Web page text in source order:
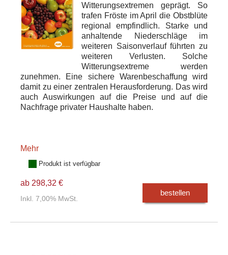
Witterungsextremen geprägt. So
trafen Fröste im April die Obstblüte
regional empfindlich. Starke und
anhaltende Niederschläge im
weiteren Saisonverlauf führten zu
weiteren Verlusten. Solche
Witterungsextreme werden
zunehmen. Eine sichere Warenbeschaffung wird
damit zu einer zentralen Herausforderung. Das wird
auch Auswirkungen auf die Preise und auf die
Nachfrage privater Haushalte haben.
Mehr
Produkt ist verfügbar
ab 298,32 €
Inkl. 7,00% MwSt.
bestellen